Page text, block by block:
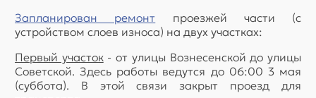
Запланирован ремонт проезжей части (с
устройством слоев износа) на двух участках:
Первый участок- от улицы Вознесенской до улицы
Советской. Здесь работы ведутся до 06:00 3 мая
(суббота). В этой связи закрыт проезд для